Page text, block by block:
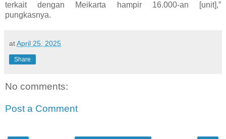
terkait dengan Meikarta hampir 16.000-an [unit],”
pungkasnya.
atApril 25, 2025
Share
No comments:
Post a Comment